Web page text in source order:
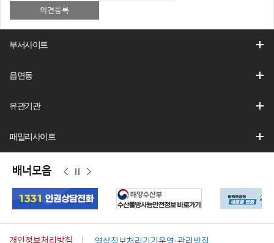
부서사이트
읍면동
유관기관
패밀리사이트
배너모음
이
전
정
지
다
음
개인정보처리방침